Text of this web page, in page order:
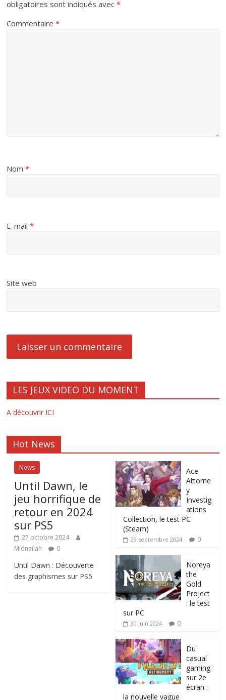
obligatoires sont indiqués avec*
Commentaire*
Nom*
E-mail*
Site web
LES JEUX VIDEO DU MOMENT
A découvrir ICI
Hot News
News
Until Dawn, le
jeu horrifique de
retour en 2024
sur PS5
27 octobre 2024
Midnailah
0
Until Dawn : Découverte
des graphismes sur PS5
Ace
Attorne
y
Investig
ations
Collection, le test PC
(Steam)
29 septembre 2024 0
Noreya
the
Gold
Project
: le test
sur PC
30 juin 2024 0
Du
casual
gaming
sur 2e
écran :
la nouvelle vague